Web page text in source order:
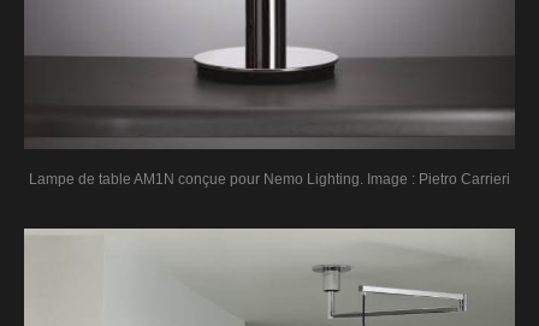
Lampe de table AM1N conçue pour Nemo Lighting. Image : Pietro Carrieri